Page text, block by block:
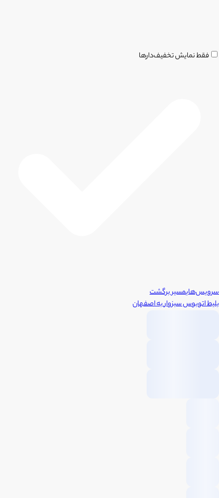
فقط نمایش تخفیف‌دارها
سرویس‌هایمسیر برگشت
بلیط اتوبوسسبزواربهاصفهان